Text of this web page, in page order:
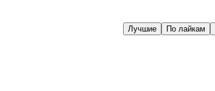
Лучшие По лайкам